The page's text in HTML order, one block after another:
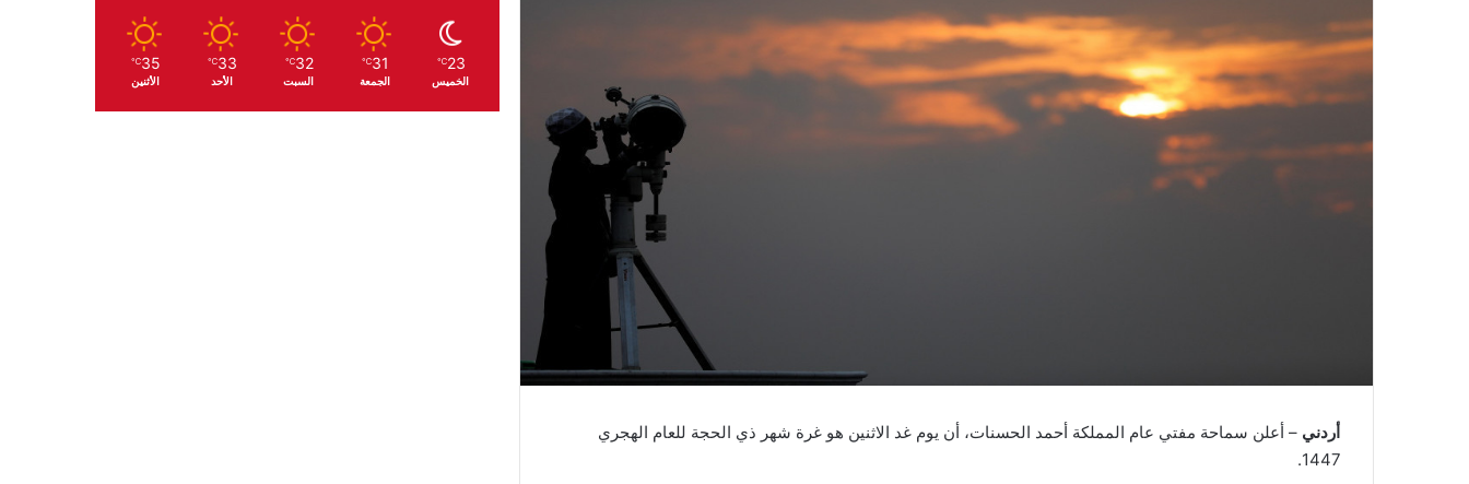
أردني – أعلن سماحة مفتي عام المملكة أحمد الحسنات، أن يوم غد الاثنين هو غرة شهر ذي الحجة للعام الهجري
1447.
23
℃
الخميس
31
℃
الجمعة
32
℃
السبت
33
℃
الأحد
35
℃
الأثنين